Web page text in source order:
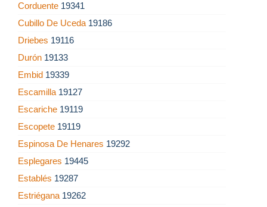
Corduente 19341
Cubillo De Uceda 19186
Driebes 19116
Durón 19133
Embid 19339
Escamilla 19127
Escariche 19119
Escopete 19119
Espinosa De Henares 19292
Esplegares 19445
Establés 19287
Estriégana 19262